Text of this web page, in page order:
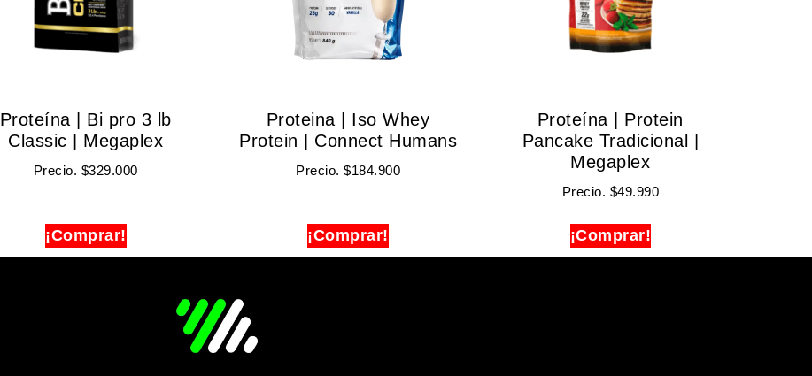
Proteína | Bi pro 3 lb
Classic | Megaplex
Precio. $329.000
¡Comprar!
Proteina | Iso Whey
Protein | Connect Humans
Precio.$184.900
¡Comprar!
Proteína | Protein
Pancake Tradicional |
Megaplex
Precio. $49.990
¡Comprar!